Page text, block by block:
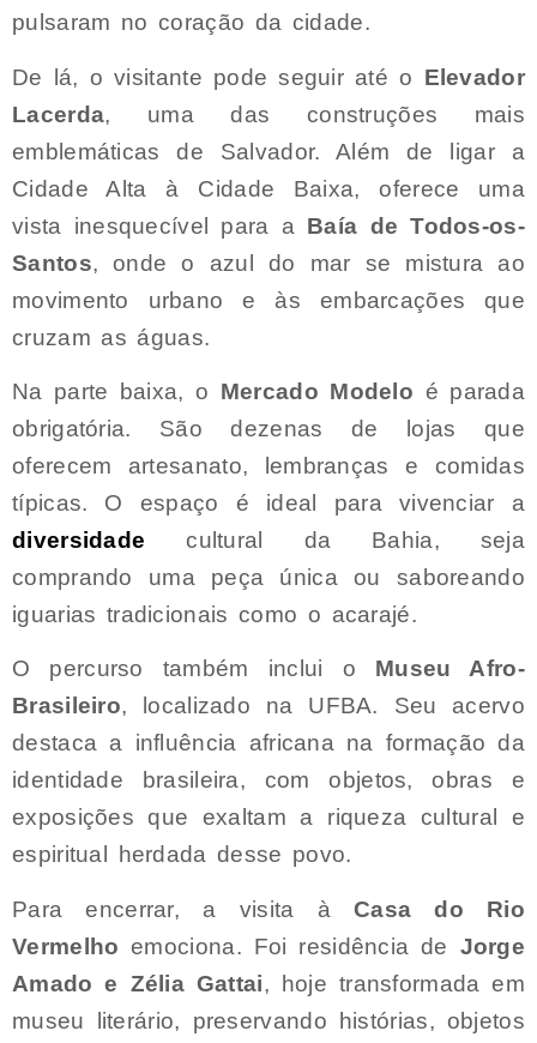
pulsaram no coração da cidade.
De lá, o visitante pode seguir até o Elevador
Lacerda, uma das construções mais
emblemáticas de Salvador. Além de ligar a
Cidade Alta à Cidade Baixa, oferece uma
vista inesquecível para a Baía de Todos-os-
Santos, onde o azul do mar se mistura ao
movimento urbano e às embarcações que
cruzam as águas.
Na parte baixa, o Mercado Modelo é parada
obrigatória. São dezenas de lojas que
oferecem artesanato, lembranças e comidas
típicas. O espaço é ideal para vivenciar a
diversidade cultural da Bahia, seja
comprando uma peça única ou saboreando
iguarias tradicionais como o acarajé.
O percurso também inclui o Museu Afro-
Brasileiro, localizado na UFBA. Seu acervo
destaca a influência africana na formação da
identidade brasileira, com objetos, obras e
exposições que exaltam a riqueza cultural e
espiritual herdada desse povo.
Para encerrar, a visita àCasa do Rio
Vermelho emociona. Foi residência de Jorge
Amado e Zélia Gattai, hoje transformada em
museu literário, preservando histórias, objetos